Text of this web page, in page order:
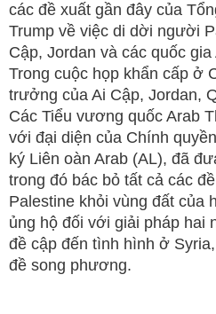
các đề xuất gần đây của
Trump về việc di dời người
Cập, Jordan và các quốc
Trong cuộc họp khẩn cấp ở
trưởng của Ai Cập, Jordan,
Các Tiểu vương quốc Arab
với đại diện của Chính
ký Liên oàn Arab (AL), đã
trong đó bác bỏ tất cả các
Palestine khỏi vùng đất của
ủng hộ đối với giải pháp hai
đề cập đến tình hình ở
đề song phương.